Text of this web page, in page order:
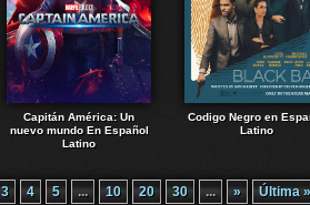
Capitán América: Un
nuevo mundo En Español
Latino
Codigo Negro en
Latino
3 4 5 ... 10 20 30 ... » Última »